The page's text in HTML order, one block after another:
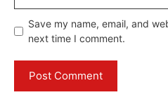
Save my name, email, and
next time I comment.